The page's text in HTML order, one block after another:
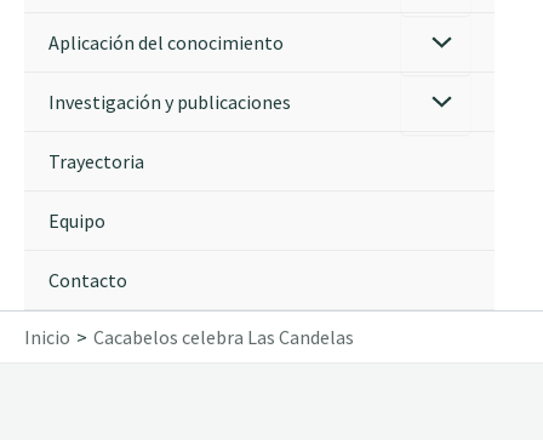
Aplicación del conocimiento
Investigación y publicaciones
Trayectoria
Equipo
Contacto
Inicio Cacabelos celebra Las Candelas